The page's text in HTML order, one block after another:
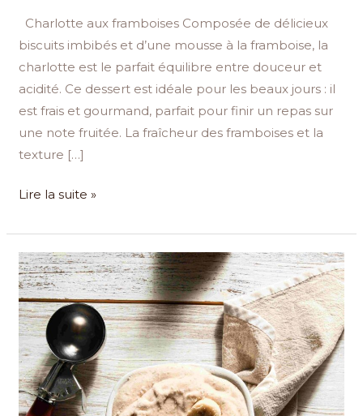
Charlotte aux framboises Composée de délicieux
biscuits imbibés et d’une mousse à la framboise, la
charlotte est le parfait équilibre entre douceur et
acidité. Ce dessert est idéale pour les beaux jours : il
est frais et gourmand, parfait pour finir un repas sur
une note fruitée. La fraîcheur des framboises et la
texture […]
Lire la suite »
Glace
à
la
banane
végane
sans
sorbetière